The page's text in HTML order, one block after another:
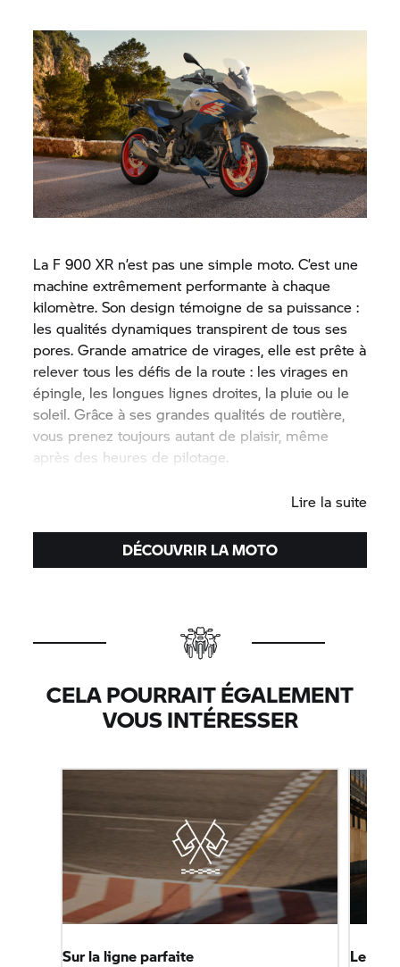
La F 900 XR n’est pas une simple moto. C’est une
machine extrêmement performante à chaque
kilomètre. Son design témoigne de sa puissance :
les qualités dynamiques transpirent de tous ses
pores. Grande amatrice de virages, elle est prête à
relever tous les défis de la route : les virages en
épingle, les longues lignes droites, la pluie ou le
soleil. Grâce à ses grandes qualités de routière,
vous prenez toujours autant de plaisir, même
après des heures de pilotage.
Lire la suite
DÉCOUVRIR LA MOTO
CELA POURRAIT ÉGALEMENT
VOUS INTÉRESSER
Sur la ligne parfaite
Le